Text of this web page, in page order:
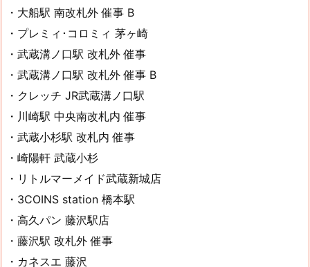
・大船駅 南改札外 催事 B
・プレミィ･コロミィ 茅ヶ崎
・武蔵溝ノ口駅 改札外 催事
・武蔵溝ノ口駅 改札外 催事 B
・クレッチ JR武蔵溝ノ口駅
・川崎駅 中央南改札内 催事
・武蔵小杉駅 改札内 催事
・崎陽軒 武蔵小杉
・リトルマーメイド武蔵新城店
・3COINS station 橋本駅
・高久パン 藤沢駅店
・藤沢駅 改札外 催事
・カネスエ 藤沢